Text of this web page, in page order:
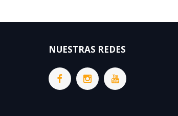
NUESTRAS REDES